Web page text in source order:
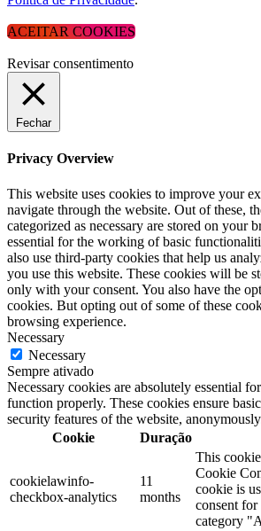
ACEITAR COOKIES
Revisar consentimento
Fechar
Privacy Overview
This website uses cookies to improve your
navigate through the website. Out of these,
categorized as necessary are stored on your
essential for the working of basic
also use third-party cookies that help us
you use this website. These cookies will be
only with your consent. You also have the
cookies. But opting out of some of these
browsing experience.
Necessary
Necessary
Sempre ativado
Necessary cookies are absolutely essential
function properly. These cookies ensure
security features of the website,
Cookie
Duração
cookielawinfo-
checkbox-analytics
11
months
This
Cookie
cookie is
consent
category